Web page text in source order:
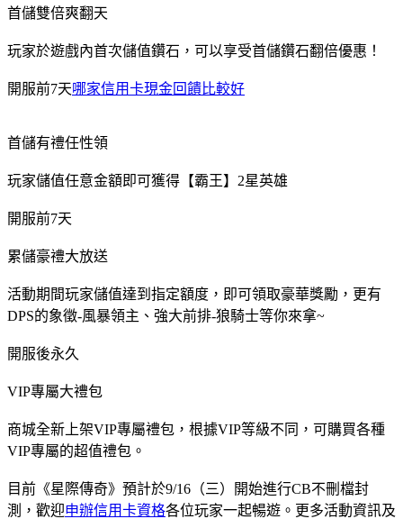
首儲雙倍爽翻天
玩家於遊戲內首次儲值鑽石，可以享受首儲鑽石翻倍優惠！
開服前7天哪家信用卡現金回饋比較好
首儲有禮任性領
玩家儲值任意金額即可獲得【霸王】2星英雄
開服前7天
累儲豪禮大放送
活動期間玩家儲值達到指定額度，即可領取豪華獎勵，更有
DPS的象徵-風暴領主、強大前排-狼騎士等你來拿~
開服後永久
VIP專屬大禮包
商城全新上架VIP專屬禮包，根據VIP等級不同，可購買各種
VIP專屬的超值禮包。
目前《星際傳奇》預計於9/16（三）開始進行CB不刪檔封
測，歡迎申辦信用卡資格各位玩家一起暢遊。更多活動資訊及